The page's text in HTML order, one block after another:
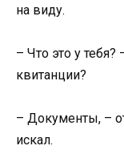
на виду.
– Что это у тебя?
квитанции?
– Документы, –
искал.